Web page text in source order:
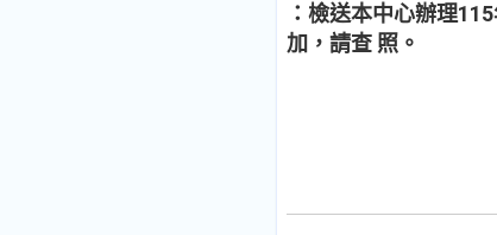
：檢送本中心辦理
加，請查 照。